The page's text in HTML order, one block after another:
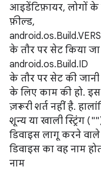
आइडेंटिफ़ायर, लोगों के
फ़ील्ड,
के तौर पर सेट किया
android.os.Build.ID
के तौर पर सेट की
के लिए काम की हो.
ज़रूरी शर्त नहीं है.
शून्य या खाली स्ट्रिंग
डिवाइस लागू करने
डिवाइस का वह नाम
नाम